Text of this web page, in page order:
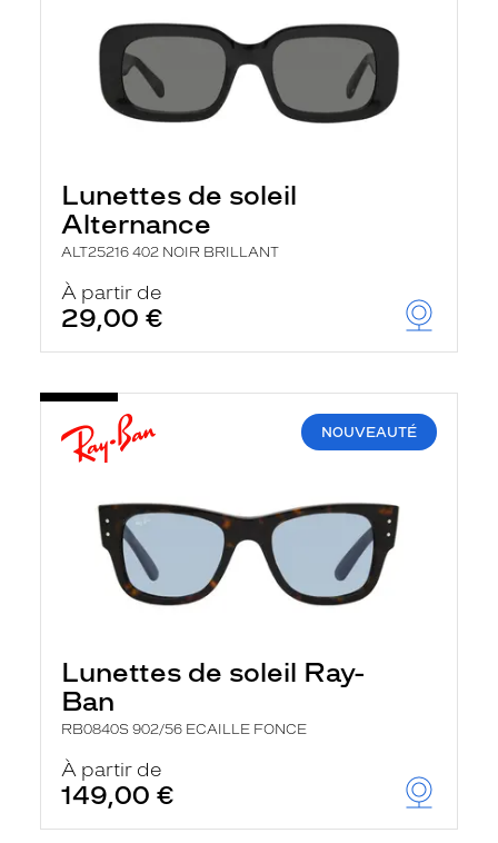
Lunettes de soleil
Alternance
ALT25216 402 NOIR BRILLANT
À partir de
29,00 €
NOUVEAUTÉ
Lunettes de soleil Ray-
Ban
RB0840S 902/56 ECAILLE FONCE
À partir de
149,00 €